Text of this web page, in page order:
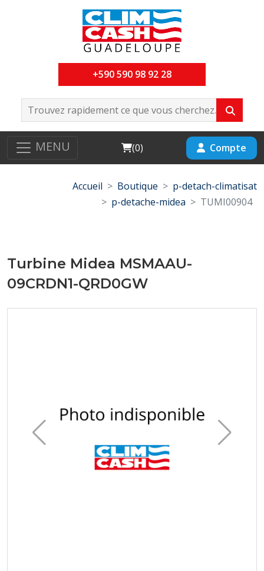
+590 590 98 92 28
MENU Cart
(0) Compte
Accueil Boutique
p-detach-climatisat
p-detache-midea
TUMI00904
Turbine Midea MSMAAU-
09CRDN1-QRD0GW